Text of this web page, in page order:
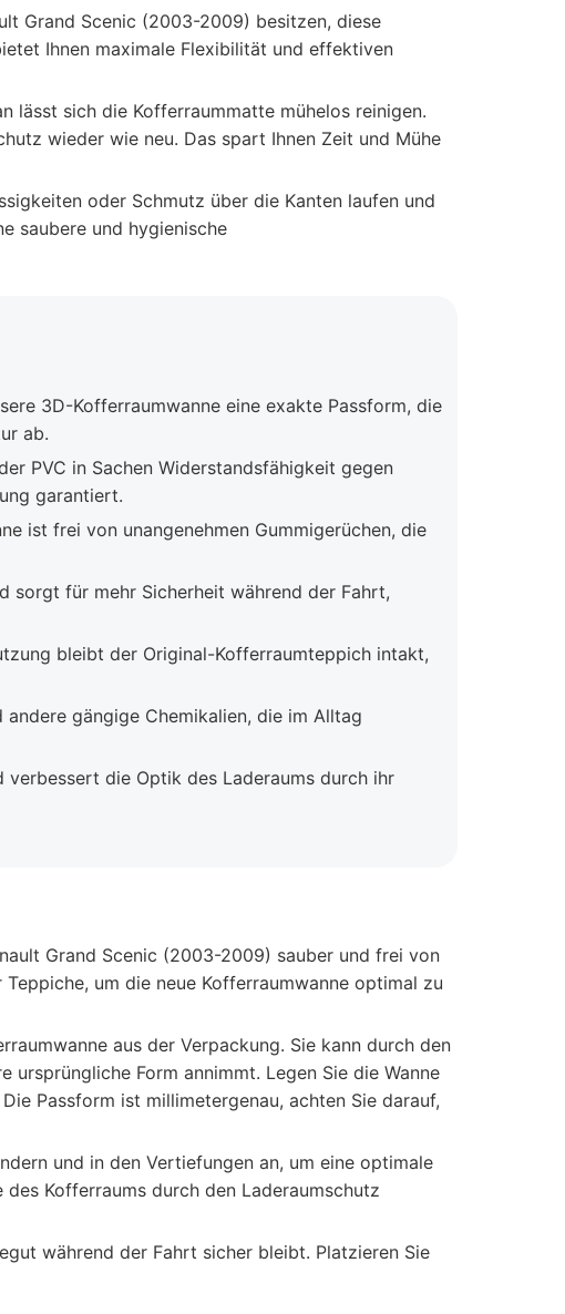
Grand Scenic (2003-2009) besitzen, diese
Ihnen maximale Flexibilität und effektiven
lässt sich die Kofferraummatte mühelos reinigen.
wieder wie neu. Das spart Ihnen Zeit und Mühe
oder Schmutz über die Kanten laufen und
saubere und hygienische
3D-Kofferraumwanne eine exakte Passform, die
ab.
PVC in Sachen Widerstandsfähigkeit gegen
garantiert.
ist frei von unangenehmen Gummigerüchen, die
sorgt für mehr Sicherheit während der Fahrt,
bleibt der Original-Kofferraumteppich intakt,
gängige Chemikalien, die im Alltag
verbessert die Optik des Laderaums durch ihr
Grand Scenic (2003-2009) sauber und frei von
um die neue Kofferraumwanne optimal zu
aus der Verpackung. Sie kann durch den
Form annimmt. Legen Sie die Wanne
Passform ist millimetergenau, achten Sie darauf,
und in den Vertiefungen an, um eine optimale
Kofferraums durch den Laderaumschutz
während der Fahrt sicher bleibt. Platzieren Sie